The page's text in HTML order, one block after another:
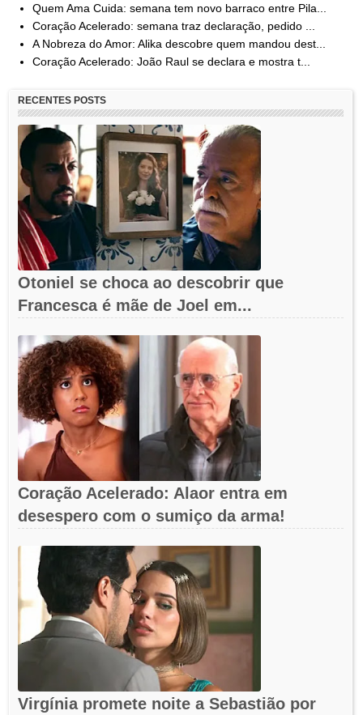
Quem Ama Cuida: semana tem novo barraco entre Pila...
Coração Acelerado: semana traz declaração, pedido ...
A Nobreza do Amor: Alika descobre quem mandou dest...
Coração Acelerado: João Raul se declara e mostra t...
RECENTES POSTS
Otoniel se choca ao descobrir que
Francesca é mãe de Joel em...
Coração Acelerado: Alaor entra em
desespero com o sumiço da arma!
Virgínia promete noite a Sebastião por